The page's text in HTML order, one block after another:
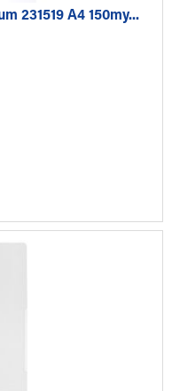
231519 A4 150my...